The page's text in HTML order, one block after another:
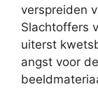
verspreiden
Slachtoffers
uiterst
angst voor